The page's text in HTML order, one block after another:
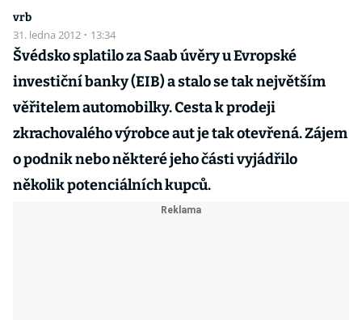
vrb
31. ledna 2012 · 13:34
Švédsko splatilo za Saab úvěry u Evropské
investiční banky (EIB) a stalo se tak největším
věřitelem automobilky. Cesta k prodeji
zkrachovalého výrobce aut je tak otevřená. Zájem
o podnik nebo některé jeho části vyjádřilo
několik potenciálních kupců.